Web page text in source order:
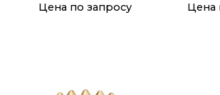
Цена по запросу
Цена